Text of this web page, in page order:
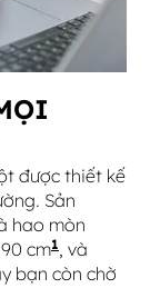
được thiết kế
Sản
hao mòn
cm1Thử
, và
trên mức sử
bạn còn chờ